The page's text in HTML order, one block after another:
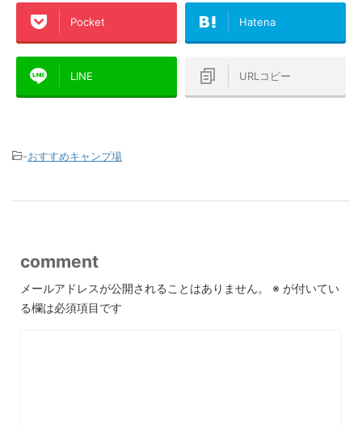
Pocket Hatena
LINE URLコピー
-おすすめキャンプ場
comment
メールアドレスが公開されることはありません。 ※ が付いてい
る欄は必須項目です